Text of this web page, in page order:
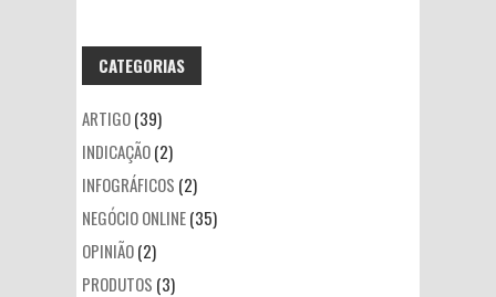
CATEGORIAS
ARTIGO(39)
INDICAÇÃO(2)
INFOGRÁFICOS (2)
NEGÓCIO ONLINE(35)
OPINIÃO(2)
PRODUTOS (3)